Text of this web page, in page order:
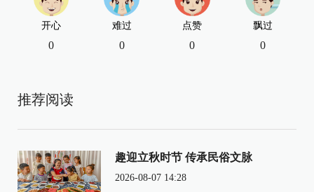
开心
0
难过
0
点赞
0
飘过
0
推荐阅读
趣迎立秋时节 传承民俗文脉
2026-08-07 14:28